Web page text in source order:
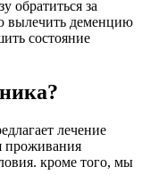
обратиться за
вылечить деменцию
состояние
лечение
проживания
кроме того, мы